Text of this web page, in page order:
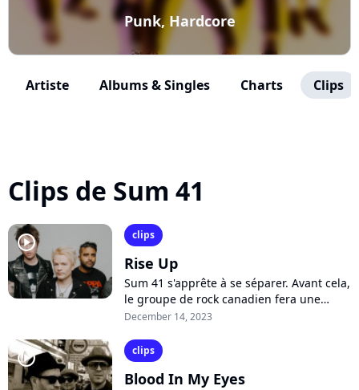
Punk, Hardcore
Artiste Albums & Singles Charts Clips
Clips de Sum 41
player2 clips
Rise Up
Sum 41 s'apprête à se séparer. Avant cela,
le groupe de rock canadien fera une
ultime tournée mondiale et sortira son
December 14, 2023
player2 clips
Blood In My Eyes